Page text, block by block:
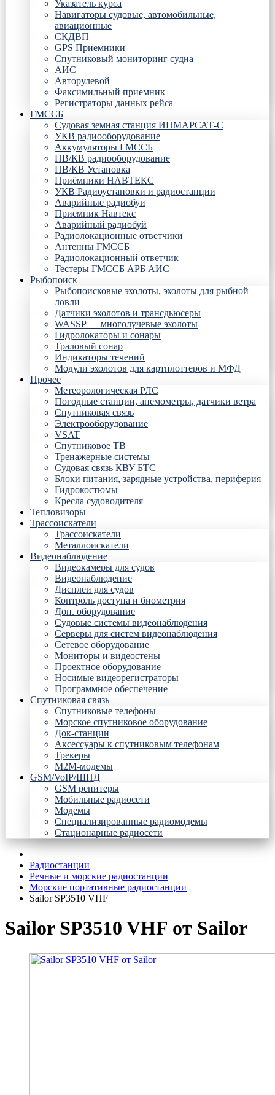
Указатель курса
Навигаторы судовые, автомобильные,
авиационные
СКДВП
GPS Приемники
Спутниковый мониторинг судна
АИС
Авторулевой
Факсимильный приемник
Регистраторы данных рейса
ГМССБ
Судовая земная станция ИНМАРСАТ-С
УКВ радиооборудование
Аккумуляторы ГМССБ
ПВ/КВ радиооборудование
ПВ/КВ Установка
Приёмники НАВТЕКС
УКВ Радиоустановки и радиостанции
Аварийные радиобуи
Приемник Навтекс
Аварийный радиобуй
Радиолокационные ответчики
Антенны ГМССБ
Радиолокационный ответчик
Тестеры ГМССБ АРБ АИС
Рыбопоиск
Рыбопоисковые эхолоты, эхолоты для рыбной
ловли
Датчики эхолотов и трансдьюсеры
WASSP — многолучевые эхолоты
Гидролокаторы и сонары
Траловый сонар
Индикаторы течений
Модули эхолотов для картплоттеров и МФД
Прочее
Метеорологическая РЛС
Погодные станции, анемометры, датчики ветра
Спутниковая связь
Электрооборудование
VSAT
Спутниковое ТВ
Тренажерные системы
Судовая связь КВУ БТС
Блоки питания, зарядные устройства, периферия
Гидрокостюмы
Кресла судоводителя
Тепловизоры
Трассоискатели
Трассоискатели
Металлоискатели
Видеонаблюдение
Видеокамеры для судов
Видеонаблюдение
Дисплеи для судов
Контроль доступа и биометрия
Доп. оборудование
Судовые системы видеонаблюдения
Серверы для систем видеонаблюдения
Сетевое оборудование
Мониторы и видеостены
Проектное оборудование
Носимые видеорегистраторы
Программное обеспечение
Спутниковая связь
Спутниковые телефоны
Морское спутниковое оборудование
Док-станции
Аксессуары к спутниковым телефонам
Трекеры
М2М-модемы
GSM/VoIP/ШПД
GSM репитеры
Мобильные радиосети
Модемы
Специализированные радиомодемы
Стационарные радиосети
Радиостанции
Речные и морские радиостанции
Морские портативные радиостанции
Sailor SP3510 VHF
Sailor SP3510 VHF от Sailor